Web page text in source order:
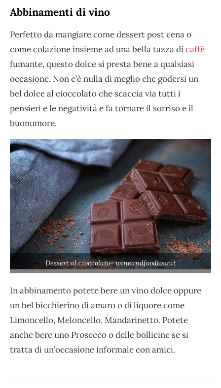
Abbinamenti di vino
Perfetto da mangiare come dessert post cena o
come colazione insieme ad una bella tazza dicaffè
fumante, questo dolce si presta bene a qualsiasi
occasione. Non c’è nulla di meglio che godersi un
bel dolce al cioccolato che scaccia via tutti i
pensieri e le negatività e fa tornare il sorriso e il
buonumore.
Dessert al cioccolato- wineandfoodtour.it
In abbinamento potete bere un vino dolce oppure
un bel bicchierino di amaro o di liquore come
Limoncello, Meloncello, Mandarinetto. Potete
anche bere uno Prosecco o delle bollicine se si
tratta di un’occasione informale con amici.